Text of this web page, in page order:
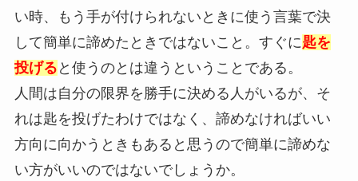
い時、もう手が付けられないときに使う言葉で決
して簡単に諦めたときではないこと。すぐに匙を
投げる と使うのとは違うということである。
人間は自分の限界を勝手に決める人がいるが、そ
れは匙を投げたわけではなく、諦めなければいい
方向に向かうときもあると思うので簡単に諦めな
い方がいいのではないでしょうか。